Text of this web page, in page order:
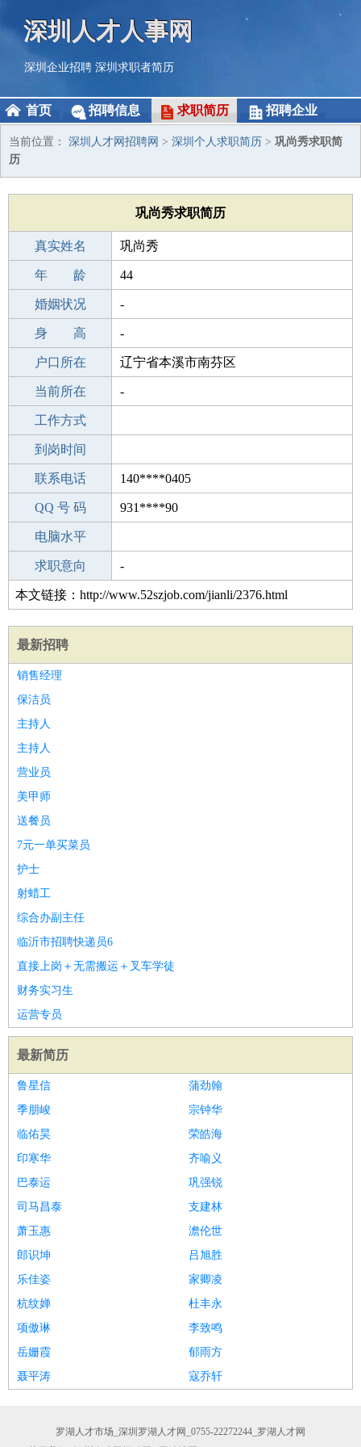
深圳人才人事网
深圳企业招聘 深圳求职者简历
首页 招聘信息 求职简历 招聘企业
当前位置： 深圳人才网招聘网 > 深圳个人求职简历 > 巩尚秀求职简
历
巩尚秀求职简历
真实姓名 巩尚秀
性 别 男
年 龄 44
出生年月 1982-08-22
婚姻状况 -
学 历 成人教育
身 高 -
毕业学校 中华职业技术学校培训中心
户口所在 辽宁省本溪市南芬区
所学专业 -
当前所在 -
工作经验
工作方式
驾 照
到岗时间
期望月薪
联系电话 140****0405
手机号码 140****0405
QQ 号 码 931****90
微信号码
电脑水平
外语水平
求职意向 -
本文链接：http://www.52szjob.com/jianli/2376.html
最新招聘
销售经理
保洁员
主持人
主持人
营业员
美甲师
送餐员
7元一单买菜员
护士
射蜡工
综合办副主任
临沂市招聘快递员6
直接上岗＋无需搬运＋叉车学徒
财务实习生
运营专员
最新简历
鲁星信
蒲劲翰
季朋峻
宗钟华
临佑昊
荣皓海
印寒华
齐喻义
巴泰运
巩强锐
司马昌泰
支建林
萧玉惠
澹伦世
郎识坤
吕旭胜
乐佳姿
家卿凌
杭纹婵
杜丰永
项傲琳
李致鸣
岳姗霞
郁雨方
聂平涛
寇乔轩
罗湖人才市场_深圳罗湖人才网_0755-22272244_罗湖人才网